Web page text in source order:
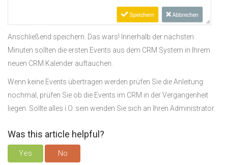
Anschließend speichern. Das wars! Innerhalb der nächsten
Minuten sollten die ersten Events aus dem CRM System in Ihrem
neuen CRM Kalender auftauchen.
Wenn keine Events übertragen werden prüfen Sie die Anleitung
nochmal, prüfen Sie ob die Events im CRM in der Vergangenheit
liegen. Sollte alles i.O. sein wenden Sie sich an Ihren Administrator.
Was this article helpful?
Yes No